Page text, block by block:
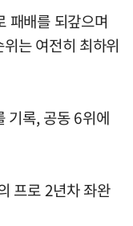
패배를 되갚으며
는 여전히 최하위
기록, 공동 6위에
프로 2년차 좌완